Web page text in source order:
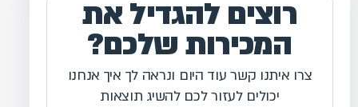
רוצים להגדיל את
המכירות שלכם?
צרו איתנו קשר עוד היום ונראה לך איך אנחנו
יכולים לעזור לכם להשיג תוצאות